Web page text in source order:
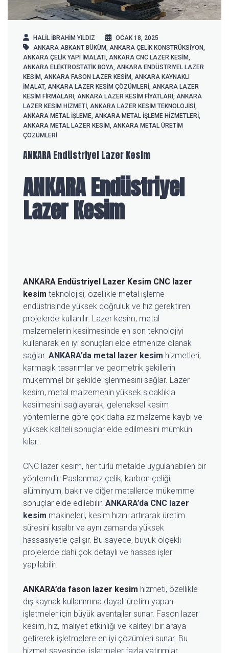
HALIL IBRAHIM YILDIZ
OCAK 18, 2025
ANKARA ABKANT BÜKÜM, ANKARA ÇELIK KONSTRÜKSIYON,
ANKARA ÇELIK YAPI IMALATI , ANKARA CNC LAZER KESIM,
ANKARA ELEKTROSTATIK BOYA, ANKARA ENDÜSTRIYEL LAZER
KESIM, ANKARA FASON LAZER KESIM, ANKARA KAYNAKLI
IMALAT, ANKARA LAZER KESIM ÇÖZÜMLERI, ANKARA LAZER
KESIM FIRMALARI , ANKARA LAZER KESIM FIYATLARI , ANKARA
LAZER KESIM HIZMETI, ANKARA LAZER KESIM TEKNOLOJISI,
ANKARA METAL IŞLEME, ANKARA METAL IŞLEME HIZMETLERI,
ANKARA METAL LAZER KESIM, ANKARA METAL ÜRETIM
ÇÖZÜMLERI
ANKARA Endüstriyel Lazer Kesim
ANKARA Endüstriyel
Lazer Kesim
ANKARA Endüstriyel Lazer Kesim CNC lazer
kesim teknolojisi, özellikle metal işleme
endüstrisinde yüksek doğruluk ve hız gerektiren
projelerde kullanılır. Lazer kesim, metal
malzemelerin kesilmesinde en son teknolojiyi
kullanarak en iyi sonuçları elde etmenize olanak
sağlar. ANKARA’da metal lazer kesim hizmetleri,
karmaşık tasarımlar ve geometrik şekillerin
mükemmel bir şekilde işlenmesini sağlar. Lazer
kesim, metal malzemenin yüksek sıcaklıkla
kesilmesini sağlayarak, geleneksel kesim
yöntemlerine göre çok daha az malzeme kaybı ve
yüksek kaliteli sonuçlar elde edilmesini mümkün
kılar.
CNC lazer kesim, her türlü metalde uygulanabilen bir
yöntemdir. Paslanmaz çelik, karbon çeliği,
alüminyum, bakır ve diğer metallerde mükemmel
sonuçlar elde edilebilir. ANKARA’da CNC lazer
kesim makineleri, kesim hızını artırarak üretim
süresini kısaltır ve aynı zamanda yüksek
hassasiyetle çalışır. Bu sayede, büyük ölçekli
projelerde dahi çok detaylı ve hassas işler
yapılabilir.
ANKARA’da fason lazer kesim hizmeti, özellikle
dış kaynak kullanımına dayalı üretim yapan
işletmeler için büyük avantajlar sunar. Fason lazer
kesim, hız, maliyet etkinliği ve kaliteyi bir araya
getirerek işletmelere en iyi çözümleri sunar. Bu
hizmet sayesinde, işletmeler fazla yatırımlar